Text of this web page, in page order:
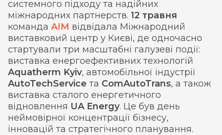
системного підходу та надійних
міжнародних партнерств. 12 травня
команда AIM відвідала Міжнародний
виставковий центр у Києві, де одночасно
стартували три масштабні галузеві події:
виставка енергоефективних технологій
Aquatherm Kyiv, автомобільної індустрії
AutoTechService та ComAutoTrans, а також
виставка сталого енергетичного
відновлення UA Energy. Це був день
неймовірної концентрації бізнесу,
інновацій та стратегічного планування.